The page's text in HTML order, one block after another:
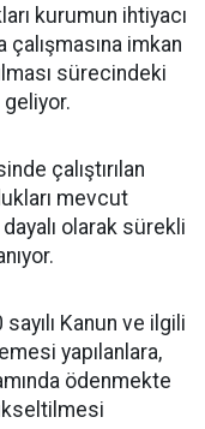
kurumun ihtiyacı
imkan
sürecindeki
çalıştırılan
mevcut
olarak sürekli
Kanun ve ilgili
yapılanlara,
ödenmekte